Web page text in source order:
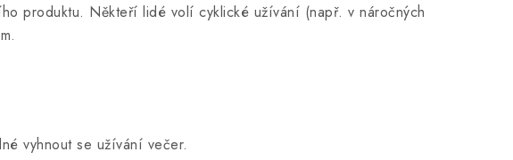
produktu. Někteří lidé volí cyklické užívání (např. v náročných
vyhnout se užívání večer.